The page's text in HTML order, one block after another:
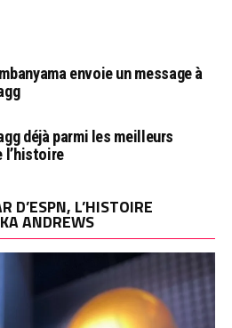
envoie un message à
déjà parmi les meilleurs
l’histoire
D’ESPN, L’HISTOIRE
ANDREWS